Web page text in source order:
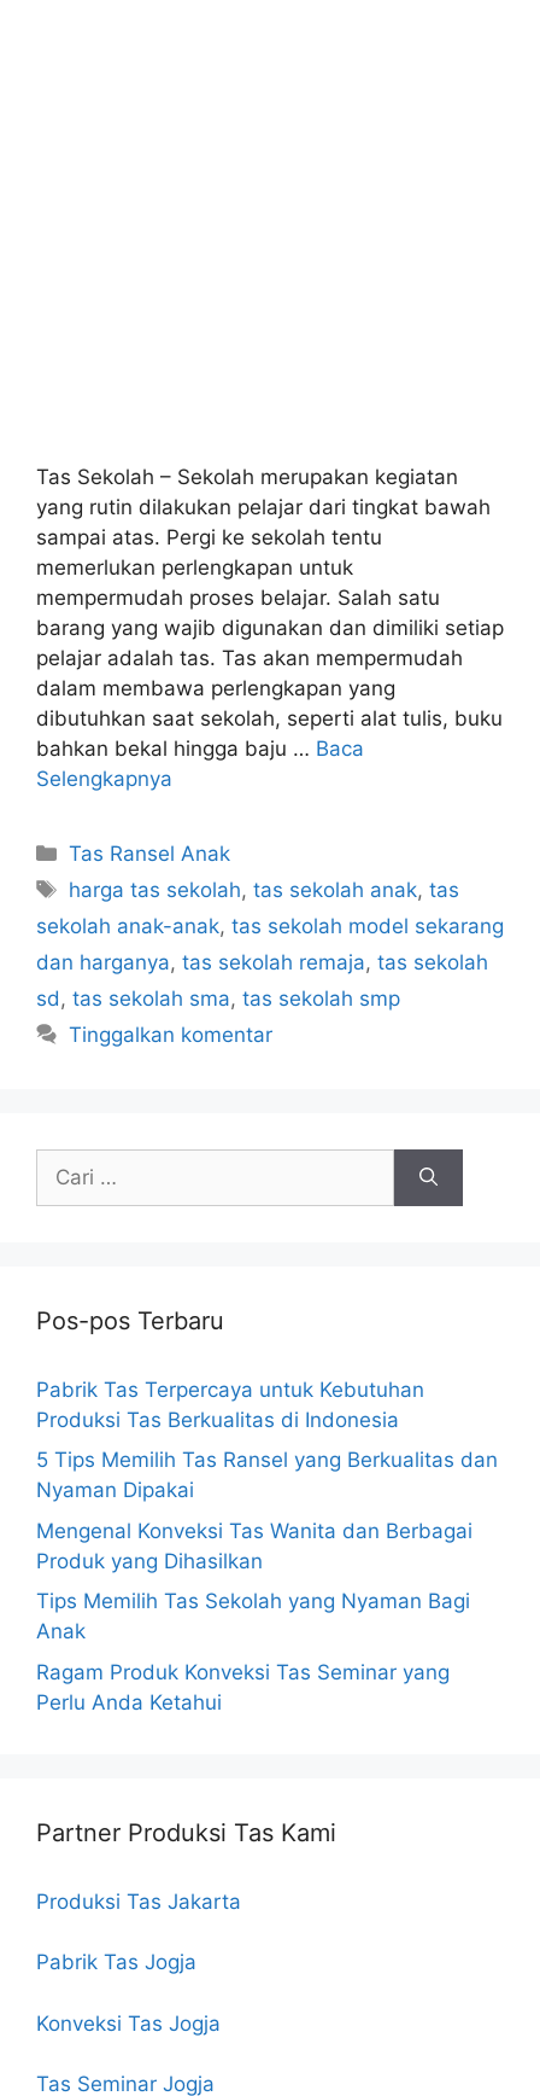
Tas Sekolah – Sekolah merupakan kegiatan
yang rutin dilakukan pelajar dari tingkat bawah
sampai atas. Pergi ke sekolah tentu
memerlukan perlengkapan untuk
mempermudah proses belajar. Salah satu
barang yang wajib digunakan dan dimiliki setiap
pelajar adalah tas. Tas akan mempermudah
dalam membawa perlengkapan yang
dibutuhkan saat sekolah, seperti alat tulis, buku
bahkan bekal hingga baju … Baca
Selengkapnya
Kategori
Tas Ransel Anak
Tag
harga tas sekolah,tas sekolah anak,tas
sekolah anak-anak, tas sekolah model sekarang
dan harganya, tas sekolah remaja, tas sekolah
sd , tas sekolah sma, tas sekolah smp
Tinggalkan komentar
untuk:
Pos-pos Terbaru
Pabrik Tas Terpercaya untuk Kebutuhan
Produksi Tas Berkualitas di Indonesia
5 Tips Memilih Tas Ransel yang Berkualitas dan
Nyaman Dipakai
Mengenal Konveksi Tas Wanita dan Berbagai
Produk yang Dihasilkan
Tips Memilih Tas Sekolah yang Nyaman Bagi
Anak
Ragam Produk Konveksi Tas Seminar yang
Perlu Anda Ketahui
Partner Produksi Tas Kami
Produksi Tas Jakarta
Pabrik Tas Jogja
Konveksi Tas Jogja
Tas Seminar Jogja